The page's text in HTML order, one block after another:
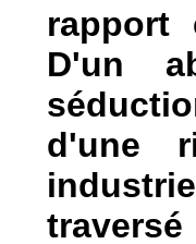
rapport
D'un
d'une
traversé